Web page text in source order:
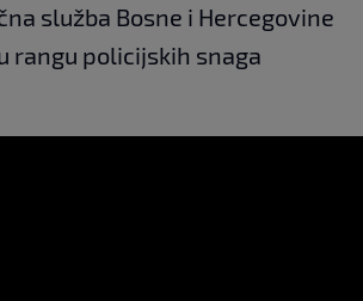
služba Bosne i Hercegovine
rangu policijskih snaga